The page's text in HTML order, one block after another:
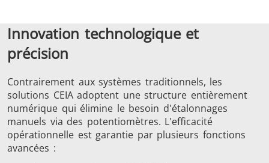
Innovation technologique et
précision
Contrairement aux systèmes traditionnels, les
solutions CEIA adoptent une structure entièrement
numérique qui élimine le besoin d'étalonnages
manuels via des potentiomètres. L'efficacité
opérationnelle est garantie par plusieurs fonctions
avancées :